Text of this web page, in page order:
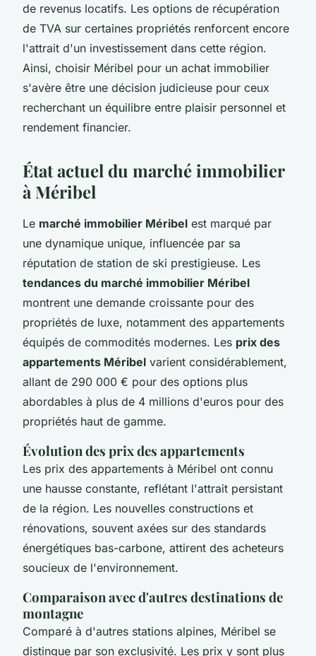
de revenus locatifs. Les options de récupération
de TVA sur certaines propriétés renforcent encore
l'attrait d'un investissement dans cette région.
Ainsi, choisir Méribel pour un achat immobilier
s'avère être une décision judicieuse pour ceux
recherchant un équilibre entre plaisir personnel et
rendement financier.
État actuel du marché immobilier
à Méribel
Le marché immobilier Méribel est marqué par
une dynamique unique, influencée par sa
réputation de station de ski prestigieuse. Les
tendances du marché immobilier Méribel
montrent une demande croissante pour des
propriétés de luxe, notamment des appartements
équipés de commodités modernes. Les prix des
appartements Méribel varient considérablement,
allant de 290 000 € pour des options plus
abordables à plus de 4 millions d'euros pour des
propriétés haut de gamme.
Évolution des prix des appartements
Les prix des appartements à Méribel ont connu
une hausse constante, reflétant l'attrait persistant
de la région. Les nouvelles constructions et
rénovations, souvent axées sur des standards
énergétiques bas-carbone, attirent des acheteurs
soucieux de l'environnement.
Comparaison avec d'autres destinations de
montagne
Comparé à d'autres stations alpines, Méribel se
distingue par son exclusivité. Les prix y sont plus